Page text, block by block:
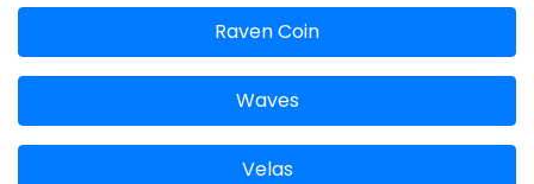
Raven Coin
Waves
Velas